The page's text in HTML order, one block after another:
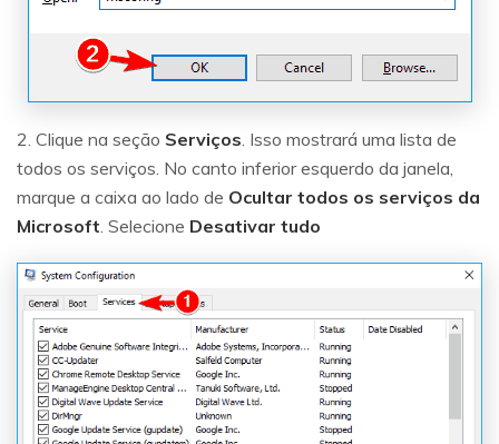
2. Clique na seção Serviços . Isso mostrará uma lista de
todos os serviços. No canto inferior esquerdo da janela,
marque a caixa ao lado de Ocultar todos os serviços da
Microsoft . Selecione Desativar tudo